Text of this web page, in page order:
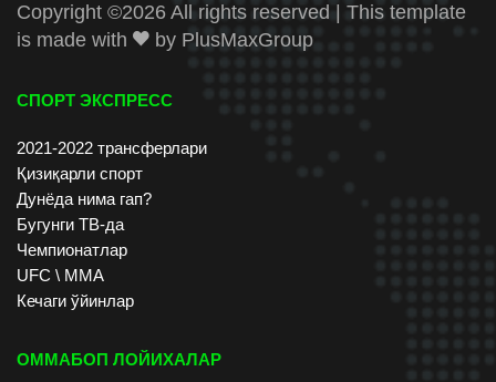
Copyright ©2026 All rights reserved | This template
is made with
by PlusMaxGroup
СПОРТ ЭКСПРЕСС
2021-2022 трансферлари
Қизиқарли спорт
Дунёда нима гап?
Бугунги ТВ-да
Чемпионатлар
UFC \ ММА
Кечаги ўйинлар
ОММАБОП ЛОЙИХАЛАР